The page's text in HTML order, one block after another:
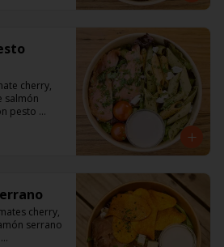
cherry,
salmón
pesto
cherry,
serrano